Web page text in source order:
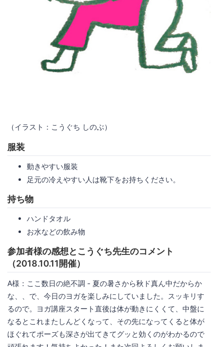
（イラスト：こうぐち しのぶ）
服装
動きやすい服装
足元の冷えやすい人は靴下をお持ちください。
持ち物
ハンドタオル
お水などの飲み物
参加者様の感想とこうぐち先生のコメント
（2018.10.11開催）
A様：ここ数日の絶不調 - 夏の暑さから秋ド真ん中だからか
な、、で、今日のヨガを楽しみにしていました。スッキリす
るので。ヨガ講座スタート直後は体が動きにくくて、中盤に
なるとこれまたしんどくなって、その先になってくると体が
ほぐれてポーズも深さが出てきてグッと効くのがわかるので